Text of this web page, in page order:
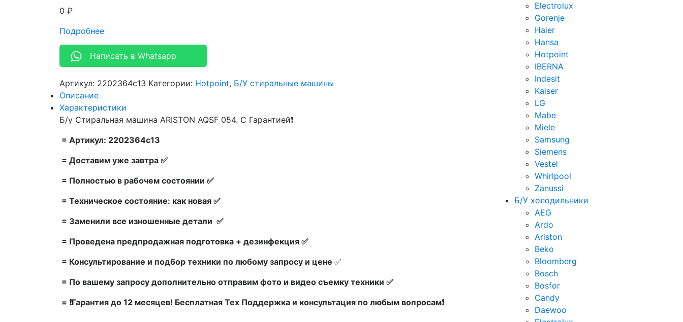
0 ₽
Подробнее
Написать в Whatsapp
Артикул: 2202364c13 Категории: Hotpoint, Б/У стиральные машины
Описание
Характеристики
Б/у Стиральная машина ARISTON AQSF 054. С Гарантией❗
= Артикул: 2202364c13
= Доставим уже завтра ✅
= Полностью в рабочем состоянии ✅
= Техническое состояние: как новая ✅
= Заменили все изношенные детали ✅
= Проведена предпродажная подготовка + дезинфекция ✅
= Консультирование и подбор техники по любому запросу и цене ✅
= По вашему запросу дополнительно отправим фото и видео съемку техники ✅
= ❗Гарантия до 12 месяцев! Бесплатная Тех Поддержка и консультация по любым вопросам❗
Electrolux
Gorenje
Haier
Hansa
Hotpoint
IBERNA
Indesit
Kaiser
LG
Mabe
Miele
Samsung
Siemens
Vestel
Whirlpool
Zanussi
Б/У холодильники
AEG
Ardo
Ariston
Beko
Bloomberg
Bosch
Bosfor
Candy
Daewoo